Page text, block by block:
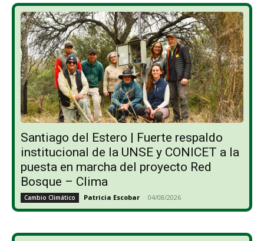
Santiago del Estero | Fuerte respaldo
institucional de la UNSE y CONICET a la
puesta en marcha del proyecto Red
Bosque – Clima
Cambio Climático Patricia Escobar - 04/08/2026